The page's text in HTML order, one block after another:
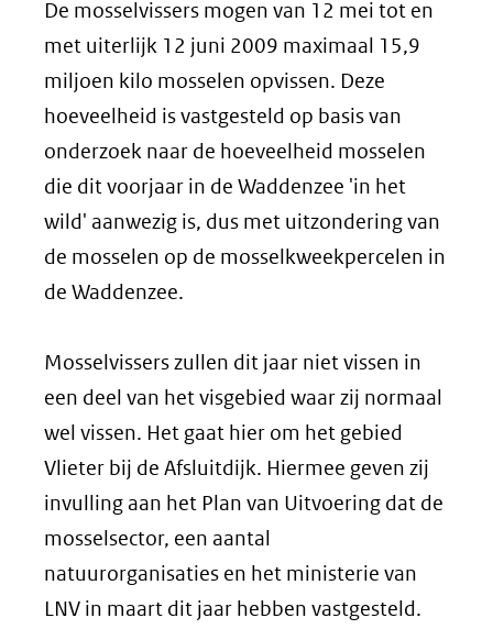
De mosselvissers mogen van 12 mei tot en
met uiterlijk 12 juni 2009 maximaal 15,9
miljoen kilo mosselen opvissen. Deze
hoeveelheid is vastgesteld op basis van
onderzoek naar de hoeveelheid mosselen
die dit voorjaar in de Waddenzee 'in het
wild' aanwezig is, dus met uitzondering van
de mosselen op de mosselkweekpercelen in
de Waddenzee.
Mosselvissers zullen dit jaar niet vissen in
een deel van het visgebied waar zij normaal
wel vissen. Het gaat hier om het gebied
Vlieter bij de Afsluitdijk. Hiermee geven zij
invulling aan het Plan van Uitvoering dat de
mosselsector, een aantal
natuurorganisaties en het ministerie van
LNV in maart dit jaar hebben vastgesteld.